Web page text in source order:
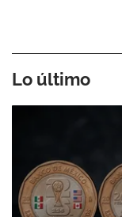
Lo último